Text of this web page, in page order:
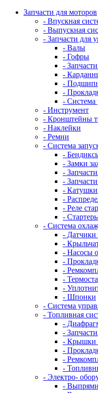
Запчасти для моторов
- Впускная
- Выпускная
- Запчасти для
- Валы
- Гофры
-
-
-
-
- Система
- Инструмент
- Кронштейны
- Наклейки
- Ремни
- Система
-
- Замки
-
-
- Катушки
-
- Реле
-
- Система
- Датчики
-
- Насосы
-
-
-
-
- Шпонки
- Система
- Топливная
-
-
- Крышки
-
-
-
- Электро-
-